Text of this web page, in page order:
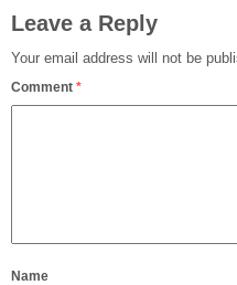
Leave a Reply
Your email address will not be
Comment *
Name